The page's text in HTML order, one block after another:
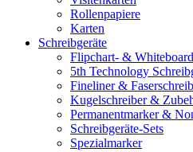
Rollenpapiere
Karten
Schreibgeräte
Flipchart- &
5th Technology
Fineliner &
Kugelschreiber &
Permanentmarker &
Schreibgeräte-Sets
Spezialmarker